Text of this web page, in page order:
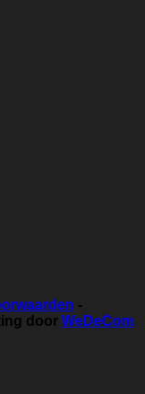
-
door WeDeCom